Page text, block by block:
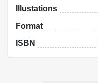
Illustations
Format
ISBN